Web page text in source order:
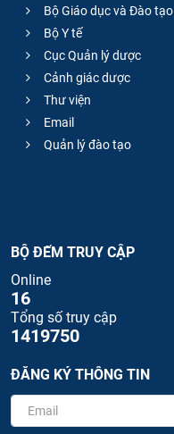
Bộ Giáo dục và Đào tạo
Bộ Y tế
Cục Quản lý dược
Cảnh giác dược
Thư viện
Email
Quản lý đào tạo
BỘ ĐẾM TRUY CẬP
Online
16
Tổng số truy cập
1419750
ĐĂNG KÝ THÔNG TIN